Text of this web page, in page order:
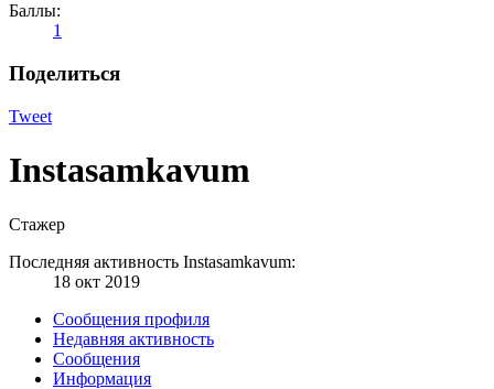
Баллы:
1
Поделиться
Tweet
Instasamkavum
Стажер
Последняя активность Instasamkavum:
18 окт 2019
Сообщения профиля
Недавняя активность
Сообщения
Информация